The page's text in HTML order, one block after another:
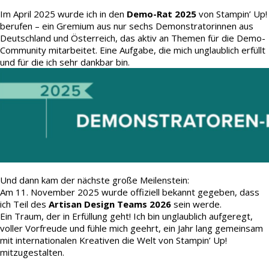
Im April 2025 wurde ich in den Demo-Rat 2025 von Stampin’ Up!
berufen – ein Gremium aus nur sechs Demonstratorinnen aus
Deutschland und Österreich, das aktiv an Themen für die Demo-
Community mitarbeitet. Eine Aufgabe, die mich unglaublich erfüllt
und für die ich sehr dankbar bin.
Und dann kam der nächste große Meilenstein:
Am 11. November 2025 wurde offiziell bekannt gegeben, dass
ich Teil des Artisan Design Teams 2026 sein werde.
Ein Traum, der in Erfüllung geht! Ich bin unglaublich aufgeregt,
voller Vorfreude und fühle mich geehrt, ein Jahr lang gemeinsam
mit internationalen Kreativen die Welt von Stampin’ Up!
mitzugestalten.